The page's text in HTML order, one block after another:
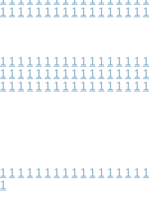
1 1 1 1 1 1 1 1 1 1 1 1 1 1 1 1 1
1 1 1 1 1 1 1 1 1 1 1 1 1 1 1 1 1
1 1 1 1 1 1 1 1 1 1 1 1 1 1 1 1 1
1 1 1 1 1 1 1 1 1 1 1 1 1 1 1 1 1
1 1 1 1 1 1 1 1 1 1 1 1 1 1 1 1 1
1